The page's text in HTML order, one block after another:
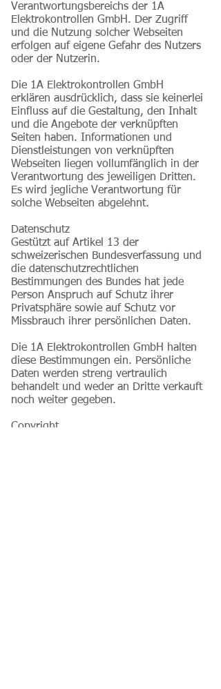
Verantwortungsbereichs der 1A
Elektrokontrollen GmbH. Der Zugriff
und die Nutzung solcher Webseiten
erfolgen auf eigene Gefahr des Nutzers
oder der Nutzerin.
Die 1A Elektrokontrollen GmbH
erklären ausdrücklich, dass sie keinerlei
Einfluss auf die Gestaltung, den Inhalt
und die Angebote der verknüpften
Seiten haben. Informationen und
Dienstleistungen von verknüpften
Webseiten liegen vollumfänglich in der
Verantwortung des jeweiligen Dritten.
Es wird jegliche Verantwortung für
solche Webseiten abgelehnt.
Datenschutz
Gestützt auf Artikel 13 der
schweizerischen Bundesverfassung und
die datenschutzrechtlichen
Bestimmungen des Bundes hat jede
Person Anspruch auf Schutz ihrer
Privatsphäre sowie auf Schutz vor
Missbrauch ihrer persönlichen Daten.
Die 1A Elektrokontrollen GmbH halten
diese Bestimmungen ein. Persönliche
Daten werden streng vertraulich
behandelt und weder an Dritte verkauft
noch weiter gegeben.
Copyright